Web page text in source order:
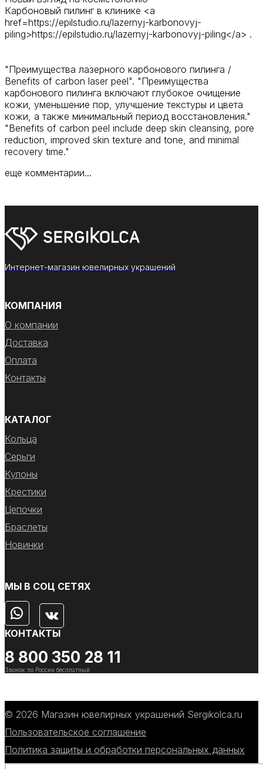
Карбоновый пилинг в клинике <a
href=https://epilstudio.ru/lazernyj-karbonovyj-
piling>https://epilstudio.ru/lazernyj-karbonovyj-piling</a> .
"Преимущества лазерного карбонового пилинга /
Benefits of carbon laser peel". "Преимущества
карбонового пилинга включают глубокое очищение
кожи, уменьшение пор, улучшение текстуры и цвета
кожи, а также минимальный период восстановления."
"Benefits of carbon peel include deep skin cleansing, pore
reduction, improved skin texture and tone, and minimal
recovery time."
еще комментарии...
Интернет-магазин ювелирных украшений
КОМПАНИЯ
О компании
Доставка
Оплата
Контакты
КАТАЛОГ
Кольца
Серьги
Кулоны
Крестики
Цепочки
Браслеты
Новинки
МЫ В СОЦ СЕТЯХ
КОНТАКТЫ
8 800 350 28 11
Звонок по России бесплатный
© 2026 Магазин ювелирных украшений Sergikolca.ru
Пользовательское соглашение
Политика защиты и обработки персональных данных